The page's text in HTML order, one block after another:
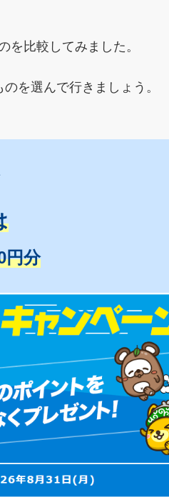
を比較してみました。
を選んで行きましょう。
円分